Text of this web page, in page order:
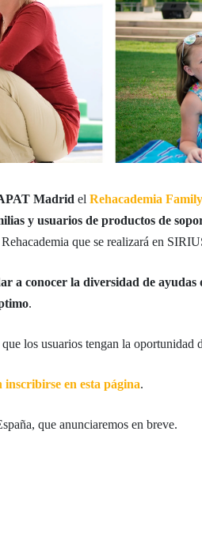
Madrid elRehacademia
y usuarios de productos de
que se realizará en
a conocer la diversidad de
.
los usuarios tengan la oportunidad
inscribirse en esta página.
que anunciaremos en breve.